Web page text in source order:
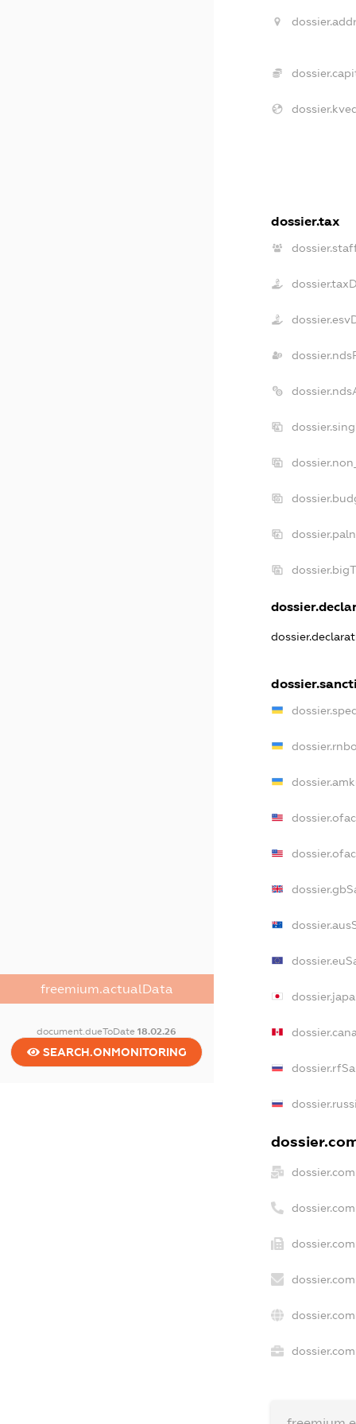
freemium.actualData
document.dueToDate18.02.26
SEARCH.ONMONITORING
dossier.tax